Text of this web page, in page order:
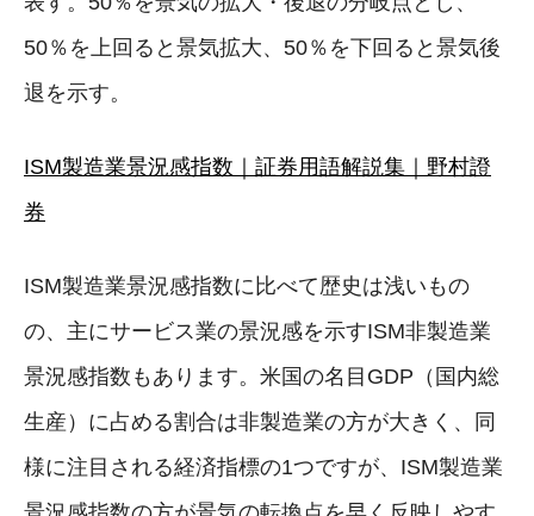
50％を上回ると景気拡大、50％を下回ると景気後
退を示す。
ISM製造業景況感指数｜証券用語解説集｜野村證
券
ISM製造業景況感指数に比べて歴史は浅いもの
の、主にサービス業の景況感を示すISM非製造業
景況感指数もあります。米国の名目GDP（国内総
生産）に占める割合は非製造業の方が大きく、同
様に注目される経済指標の1つですが、ISM製造業